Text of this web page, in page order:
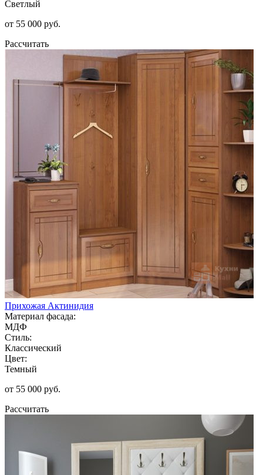
Светлый
от 55 000 руб.
Рассчитать
Прихожая Актинидия
Материал фасада:
МДФ
Стиль:
Классический
Цвет:
Темный
от 55 000 руб.
Рассчитать